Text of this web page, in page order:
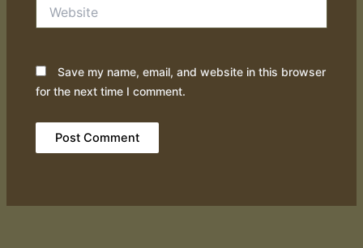
Save my name, email, and website in this browser
for the next time I comment.